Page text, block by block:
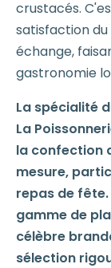
crustacés.
satisfaction
échange,
gastronomie
La spécialité
La
la confection
mesure,
repas de
gamme de
célèbre
sélection